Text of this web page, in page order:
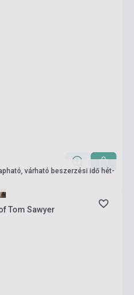
várható beszerzési idő hét-
Tom Sawyer